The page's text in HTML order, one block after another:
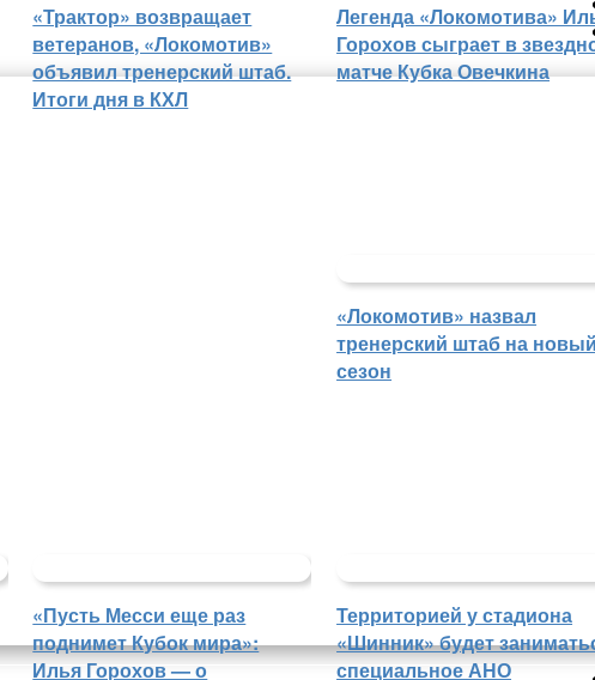
«Трактор» возвращает
ветеранов, «Локомотив»
объявил тренерский штаб.
Итоги дня в КХЛ
Легенда «Локомотива»
Горохов сыграет в
матче Кубка Овечкина
«Локомотив» назвал
тренерский штаб на новый
сезон
«Пусть Месси еще раз
поднимет Кубок мира»:
Илья Горохов — о
Территорией у стадиона
«Шинник» будет
специальное АНО